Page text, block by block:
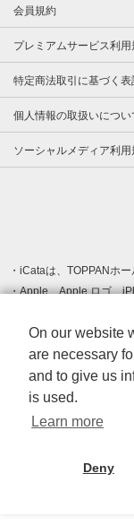
会員規約
プレミアムサービス利用
特定商法取引に基づく表
個人情報の取扱いについ
ソーシャルメディア利用
iCataは、TOPPANホー
Apple、Apple ロゴ、
登録された Apple Inc.
クです。
Android、Google
す。
Windows は Microsoft
標です。
Adobe、Adobe
その他、記載されて
On our website
are necessary
and to give us
is used.
Learn more
Deny